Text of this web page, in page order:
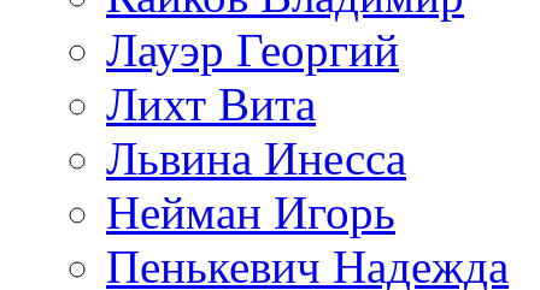
Лауэр Георгий
Лихт Вита
Львина Инесса
Нейман Игорь
Пенькевич Надежда